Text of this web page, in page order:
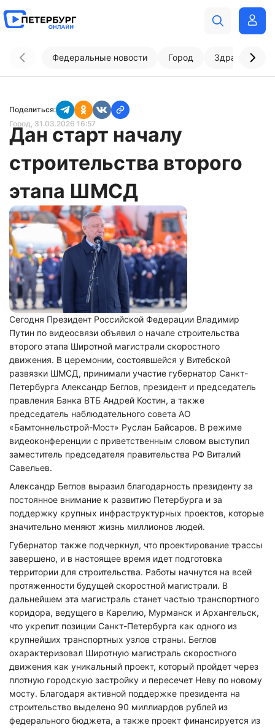
Федеральные новости Город
Поделиться:
Город, 31.03.2026 16:57
Дан старт началу
строительства второго
этапа ШМСД
Сегодня Президент Российской Федерации Владимир
Путин по видеосвязи объявил о начале строительства
второго этапа Широтной магистрали скоростного
движения. В церемонии, состоявшейся у Витебской
развязки ШМСД, принимали участие губернатор Санкт-
Петербурга Александр Беглов, президент и председатель
правления Банка ВТБ Андрей Костин, а также
председатель наблюдательного совета АО
«Бамтоннельстрой-Мост» Руслан Байсаров. В режиме
видеоконференции с приветственным словом выступил
заместитель председателя правительства РФ Виталий
Савельев.
Александр Беглов выразил благодарность президенту за
постоянное внимание к развитию Петербурга и за
поддержку крупных инфраструктурных проектов, которые
значительно меняют жизнь миллионов людей.
Губернатор также подчеркнул, что проектирование трассы
завершено, и в настоящее время идет подготовка
территории для строительства. Работы начнутся на всей
протяженности будущей скоростной магистрали. В
дальнейшем эта магистраль станет частью транспортного
коридора, ведущего в Карелию, Мурманск и Архангельск,
что укрепит позиции Санкт-Петербурга как одного из
крупнейших транспортных узлов страны. Беглов
охарактеризовал Широтную магистраль скоростного
движения как уникальный проект, который пройдет через
плотную городскую застройку и пересечет Неву по новому
мосту. Благодаря активной поддержке президента на
строительство выделено 90 миллиардов рублей из
федерального бюджета, а также проект финансируется из